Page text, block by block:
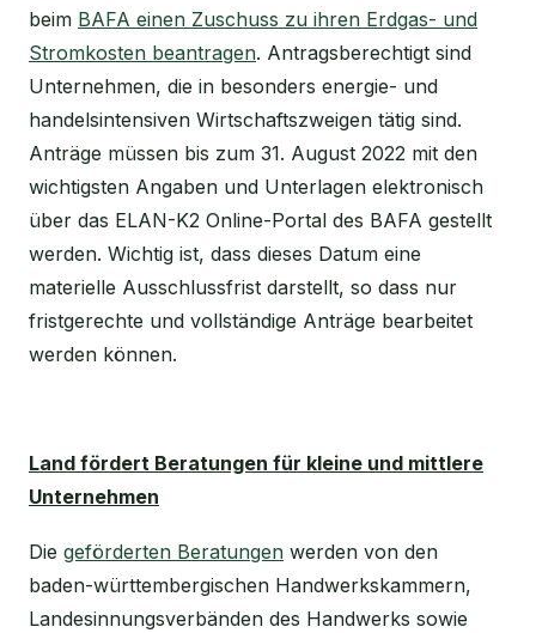
beim BAFA einen Zuschuss zu ihren Erdgas- und
Stromkosten beantragen. Antragsberechtigt sind
Unternehmen, die in besonders energie- und
handelsintensiven Wirtschaftszweigen tätig sind.
Anträge müssen bis zum 31. August 2022 mit den
wichtigsten Angaben und Unterlagen elektronisch
über das ELAN-K2 Online-Portal des BAFA gestellt
werden. Wichtig ist, dass dieses Datum eine
materielle Ausschlussfrist darstellt, so dass nur
fristgerechte und vollständige Anträge bearbeitet
werden können.
Land fördert Beratungen für kleine und mittlere
Unternehmen
Die geförderten Beratungen werden von den
baden-württembergischen Handwerkskammern,
Landesinnungsverbänden des Handwerks sowie